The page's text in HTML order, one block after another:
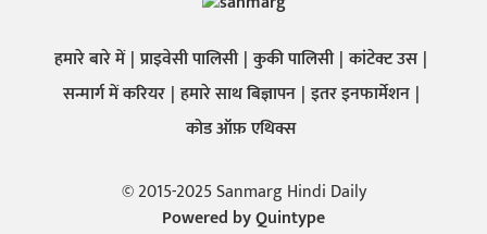
हमारे बारे में प्राइवेसी पालिसी कुकी पालिसी कांटेक्ट उस
सन्मार्ग में करियर हमारे साथ बिज्ञापन इतर इनफार्मेशन
कोड ऑफ़ एथिक्स
© 2015-2025 Sanmarg Hindi Daily
Powered byQuintype